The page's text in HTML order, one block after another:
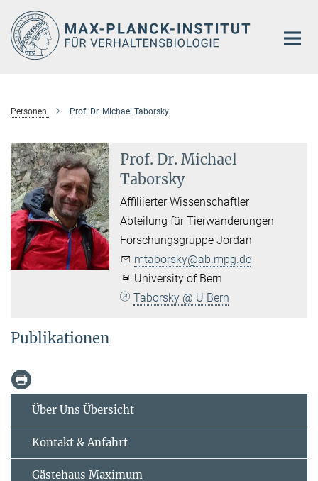
Hauptinhalt
Personen Prof. Dr. Michael Taborsky
Prof. Dr. Michael
Taborsky
Affiliierter Wissenschaftler
Abteilung für Tierwanderungen
Forschungsgruppe Jordan
mtaborsky@ab.mpg.de
University of Bern
Taborsky @ U Bern
Publikationen
Über Uns Übersicht
Kontakt & Anfahrt
Gästehaus Maximum